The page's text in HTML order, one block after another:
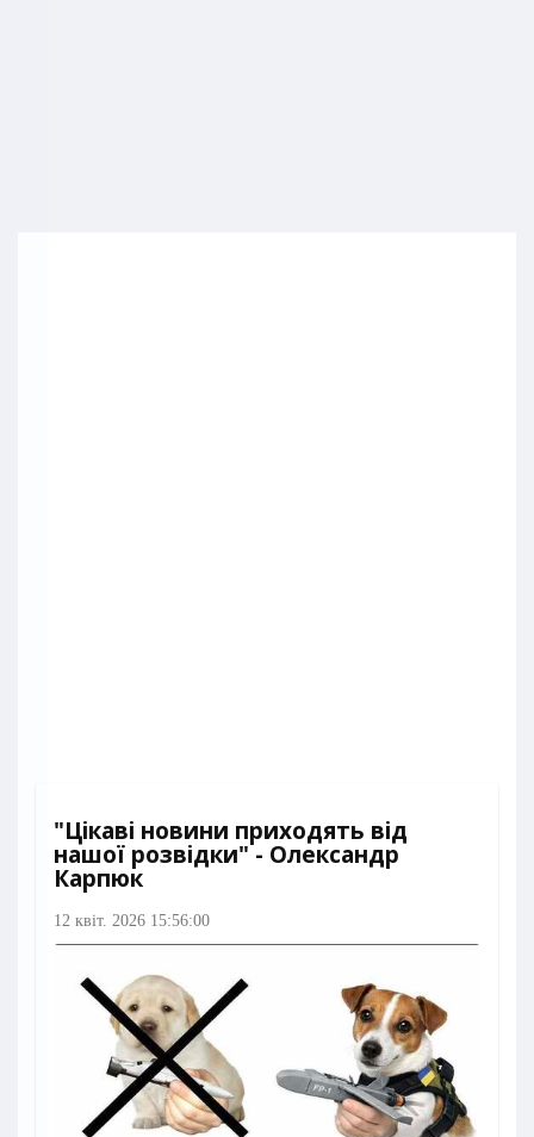
"Цікаві новини приходять від
нашої розвідки" - Олександр
Карпюк
12 квіт. 2026 15:56:00